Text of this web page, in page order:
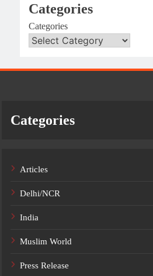
Categories
Categories
Categories
Articles
Delhi/NCR
India
Muslim World
Press Release